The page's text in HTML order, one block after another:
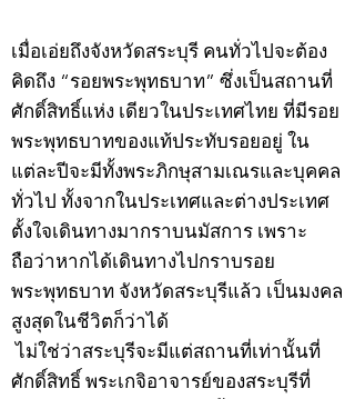
เมื่อเอ่ยถึงจังหวัดสระบุรี คนทั่วไปจะต้อง
คิดถึง “รอยพระพุทธบาท” ซึ่งเป็นสถานที่
ศักดิ์สิทธิ์แห่ง เดียวในประเทศไทย ที่มีรอย
พระพุทธบาทของแท้ประทับรอยอยู่ ใน
แต่ละปีจะมีทั้งพระภิกษุสามเณรและบุคคล
ทั่วไป ทั้งจากในประเทศและต่างประเทศ
ตั้งใจเดินทางมากราบนมัสการ เพราะ
ถือว่าหากได้เดินทางไปกราบรอย
พระพุทธบาท จังหวัดสระบุรีแล้ว เป็นมงคล
สูงสุดในชีวิตก็ว่าได้
ไม่ใช่ว่าสระบุรีจะมีแต่สถานที่เท่านั้นที่
ศักดิ์สิทธิ์ พระเกจิอาจารย์ของสระบุรีที่